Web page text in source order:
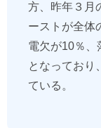
方、昨年３月
ーストが全体
電欠が10％、
となっており
ている。